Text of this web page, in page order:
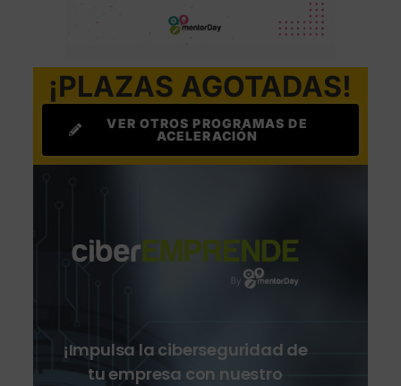
¡PLAZAS AGOTADAS!
VER OTROS PROGRAMAS DE
ACELERACIÓN
¡Impulsa la ciberseguridad de
tu empresa con nuestro